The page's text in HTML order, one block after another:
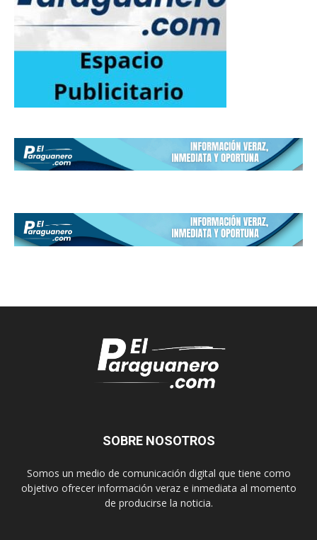
SOBRE NOSOTROS
Somos un medio de comunicación digital que tiene como
objetivo ofrecer información veraz e inmediata al momento
de producirse la noticia.